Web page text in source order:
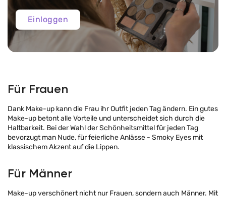
Einloggen
Für Frauen
Dank Make-up kann die Frau ihr Outfit jeden Tag ändern. Ein gutes
Make-up betont alle Vorteile und unterscheidet sich durch die
Haltbarkeit. Bei der Wahl der Schönheitsmittel für jeden Tag
bevorzugt man Nude, für feierliche Anlässe - Smoky Eyes mit
klassischem Akzent auf die Lippen.
Für Männer
Make-up verschönert nicht nur Frauen, sondern auch Männer. Mit